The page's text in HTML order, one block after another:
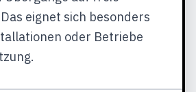
eignet sich besonders
oder Betriebe